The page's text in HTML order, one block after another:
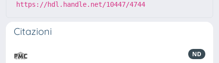
https://hdl.handle.net/10447/4744
Citazioni
ND